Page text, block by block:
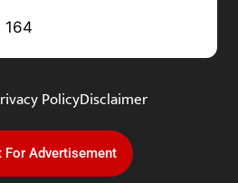
164
PolicyDisclaimer
For Advertisement